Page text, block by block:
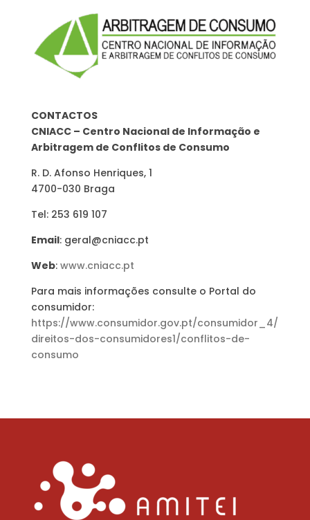
CONTACTOS
CNIACC – Centro Nacional de Informação e
Arbitragem de Conflitos de Consumo
R. D. Afonso Henriques, 1
4700-030 Braga
Tel: 253 619 107
Email: geral@cniacc.pt
Web: www.cniacc.pt
Para mais informações consulte o Portal do
consumidor:
https://www.consumidor.gov.pt/consumidor_4/
direitos-dos-consumidores1/conflitos-de-
consumo